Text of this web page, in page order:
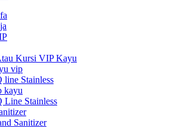
Kursi VIP Kayu
vip
line Stainless
kayu
Line Stainless
Sanitizer